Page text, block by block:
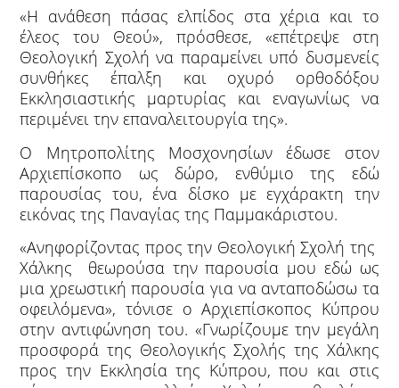
«Η ανάθεση πάσας ελπίδος στα χέρια και το
έλεος του Θεού», πρόσθεσε, «επέτρεψε στη
Θεολογική Σχολή να παραμείνει υπό δυσμενείς
συνθήκες έπαλξη και οχυρό ορθοδόξου
Εκκλησιαστικής μαρτυρίας και εναγωνίως να
περιμένει την επαναλειτουργία της».
Ο Μητροπολίτης Μοσχονησίων έδωσε στον
Αρχιεπίσκοπο ως δώρο, ενθύμιο της εδώ
παρουσίας του, ένα δίσκο με εγχάρακτη την
εικόνας της Παναγίας της Παμμακάριστου.
«Ανηφορίζοντας προς την Θεολογική Σχολή της
Χάλκης θεωρούσα την παρουσία μου εδώ ως
μια χρεωστική παρουσία για να ανταποδώσω τα
οφειλόμενα», τόνισε ο Αρχιεπίσκοπος Κύπρου
στην αντιφώνηση του. «Γνωρίζουμε την μεγάλη
προσφορά της Θεολογικής Σχολής της Χάλκης
προς την Εκκλησία της Κύπρου, που και στις